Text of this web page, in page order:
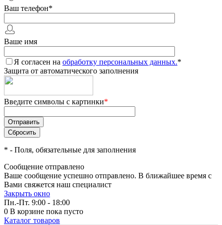
Ваш телефон*
Ваше имя
Я согласен на обработку персональных данных.*
Защита от автоматического заполнения
Введите символы с картинки*
* - Поля, обязательные для заполнения
Сообщение отправлено
Ваше сообщение успешно отправлено. В ближайшее время с
Вами свяжется наш специалист
Закрыть окно
Пн.-Пт. 9:00 - 18:00
0 В корзине пока пусто
Каталог товаров